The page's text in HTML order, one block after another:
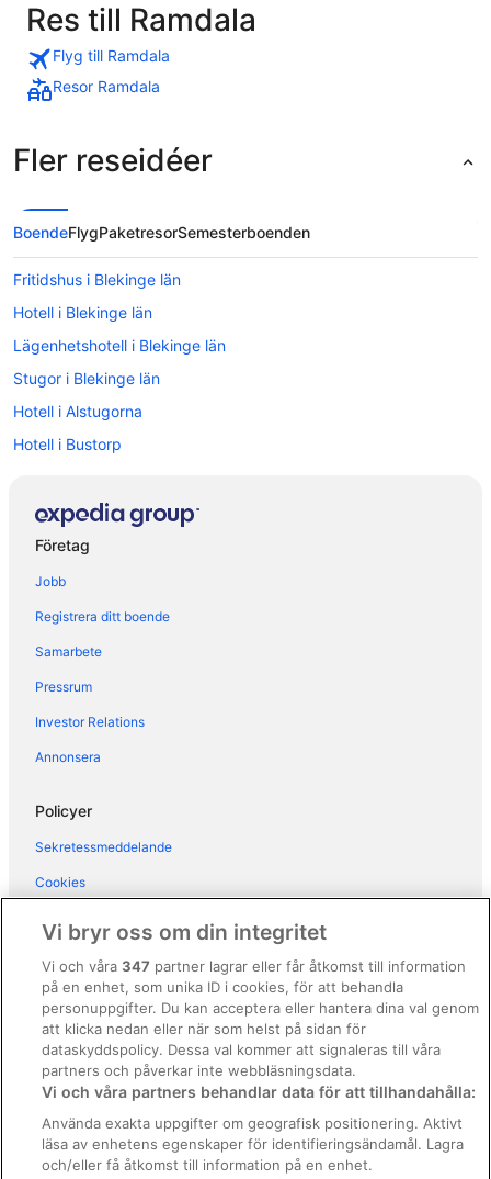
Res till Ramdala
Flyg till Ramdala
Resor Ramdala
Fler reseidéer
BoendeFlygPaketresorSemesterboenden
Fritidshus i Blekinge län
Hotell i Blekinge län
Lägenhetshotell i Blekinge län
Stugor i Blekinge län
Hotell i Alstugorna
Hotell i Bustorp
Hotell i Gullholma
Hotell i Holmsjö
Hotell i Johannishus
Hotell i Kallinge
Hotell i Nättraby
Hotell i Östra Karsbo
Hotell i Ronneby
Hotell i Sandhamn
Hotell i Sjuhalla
Hotell i Sturkö
Hotell i Torhamn
Hotell i Tving
Husvagnscampingar i Karlskrona
Pensionat i Sturkö
Företag
Jobb
Registrera ditt boende
Samarbete
Pressrum
Investor Relations
Annonsera
Policyer
Sekretessmeddelande
Cookies
Regler och villkor för Vrbo
Tillgänglighetsanpassning
Juridisk information/Kontakta oss
Riktlinjer för innehåll och anmäla innehåll
Hjälp
Vi bryr oss om din integritet
Vi och våra347 partner lagrar eller får åtkomst till information
på en enhet, som unika ID i cookies, för att behandla
personuppgifter. Du kan acceptera eller hantera dina val genom
att klicka nedan eller när som helst på sidan för
dataskyddspolicy. Dessa val kommer att signaleras till våra
partners och påverkar inte webbläsningsdata.
Vi och våra partners behandlar data för att tillhandahålla:
Använda exakta uppgifter om geografisk positionering. Aktivt
läsa av enhetens egenskaper för identifieringsändamål. Lagra
och/eller få åtkomst till information på en enhet.